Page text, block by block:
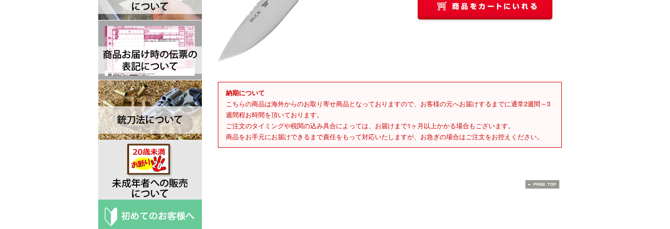
納期について
こちらの商品は海外からのお取り寄せ商品となっておりますので、お客様の元へお届けするまでに通常2週間～3
週間程お時間を頂いております。
ご注文のタイミングや税関の込み具合によっては、お届けまで1ヶ月以上かかる場合もございます。
商品をお手元にお届けできるまで責任をもって対応いたしますが、お急ぎの場合はご注文をお控えください。
Cold Steel コールドスチール
Coleman コールマン
Condor コンドル
CRKT シーアールケーティ
CJRB シージェイアールビー
Cudeman ク―ドマン
Dawson ドーソン
Deejo ディージョ
EKA エカ
Elk Ridge エルクリッジ
ESEE エスイー
Exotac エクソタック
Fred Perrin フレッド・ペラン
Fobos Knives フォボス
Extrema Ratio エクストラマ ラ
ティオ
Fallkniven ファルクニーベン